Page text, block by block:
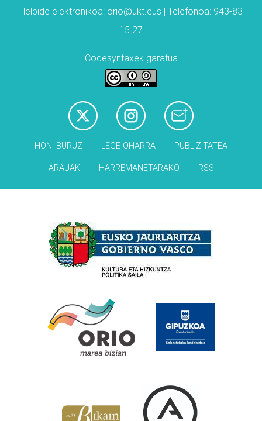
Helbide elektronikoa: orio@ukt.eus | Telefonoa: 943-83
15 27
Codesyntaxek garatua
HONI BURUZ LEGE OHARRA PUBLIZITATEA
ARAUAK HARREMANETARAKO RSS